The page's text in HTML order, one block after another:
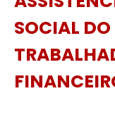
SOCIAL